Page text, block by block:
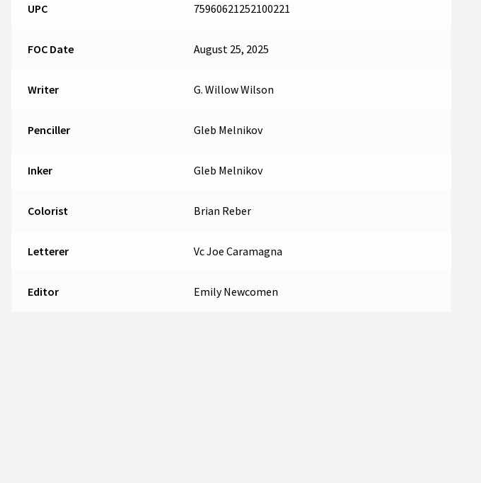
UPC 75960621252100221
FOC Date August 25, 2025
Writer G. Willow Wilson
Penciller Gleb Melnikov
Inker Gleb Melnikov
Colorist Brian Reber
Letterer Vc Joe Caramagna
Editor Emily Newcomen